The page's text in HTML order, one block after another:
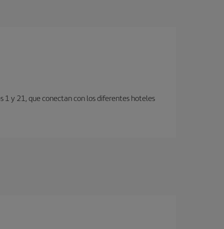
1 y 21, que conectan con los diferentes hoteles